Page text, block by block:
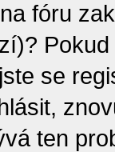
fóru
se
ten